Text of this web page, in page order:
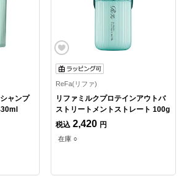
ャンプ
ReFa(リファ)
リファミルクプロテインアウトバ
ストリートメントストレート 100g
税込 2,420 円
在庫 ○